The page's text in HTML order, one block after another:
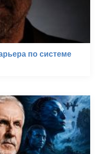
по системе